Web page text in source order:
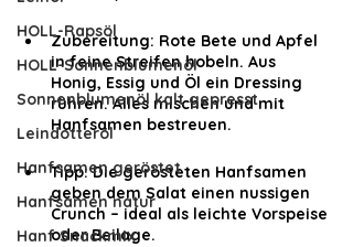
HOLL-Rapsöl
HOLL-Sonnenblumenöl
Sonnenblumenöl kalt gepresst
Leindotteröl
Hanfsamen geröstet
Hanfsamen natur
Hanf Snackmix
Zubereitung: Rote Bete und Apfel
in feine Streifen hobeln. Aus
Honig, Essig und Öl ein Dressing
rühren. Alles mischen und mit
Hanfsamen bestreuen.
Tipp: Die gerösteten Hanfsamen
geben dem Salat einen nussigen
Crunch – ideal als leichte Vorspeise
oder Beilage.